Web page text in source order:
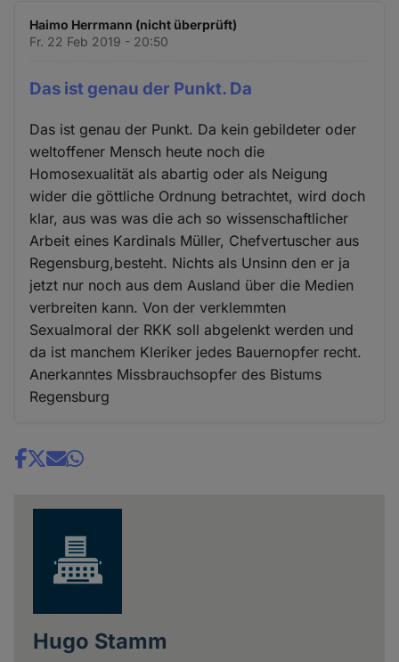
Haimo Herrmann (nicht überprüft)
Fr. 22 Feb 2019 - 20:50
Das ist genau der Punkt. Da
Das ist genau der Punkt. Da kein gebildeter oder
weltoffener Mensch heute noch die
Homosexualität als abartig oder als Neigung
wider die göttliche Ordnung betrachtet, wird doch
klar, aus was was die ach so wissenschaftlicher
Arbeit eines Kardinals Müller, Chefvertuscher aus
Regensburg,besteht. Nichts als Unsinn den er ja
jetzt nur noch aus dem Ausland über die Medien
verbreiten kann. Von der verklemmten
Sexualmoral der RKK soll abgelenkt werden und
da ist manchem Kleriker jedes Bauernopfer recht.
Anerkanntes Missbrauchsopfer des Bistums
Regensburg
Share
Hugo Stamm